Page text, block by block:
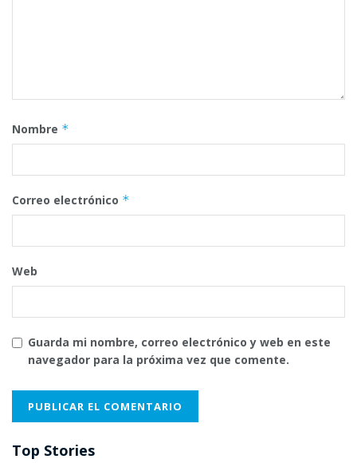
Nombre *
Correo electrónico *
Web
Guarda mi nombre, correo electrónico y web en este
navegador para la próxima vez que comente.
Top Stories